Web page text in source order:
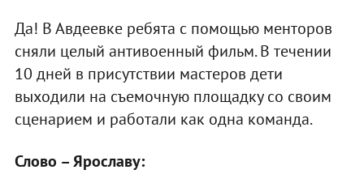
Да! В Авдеевке ребята с помощью менторов
сняли целый антивоенный фильм. В течении
10 дней в присутствии мастеров дети
выходили на съемочную площадку со своим
сценарием и работали как одна команда.
Слово – Ярославу: